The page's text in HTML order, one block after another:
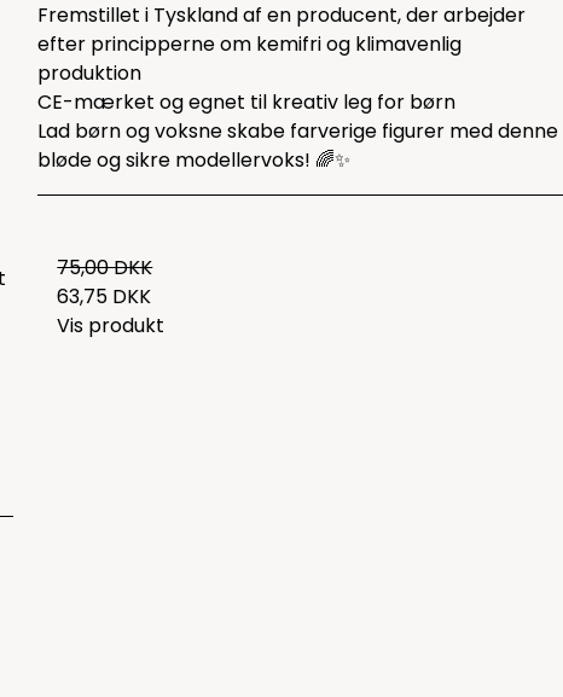
Fremstillet i Tyskland af en producent, der arbejder
efter principperne om kemifri og klimavenlig
produktion
CE-mærket og egnet til kreativ leg for børn
Lad børn og voksne skabe farverige figurer med denne
bløde og sikre modellervoks! 🌈✨
75,00 DKK
63,75 DKK
Vis produkt